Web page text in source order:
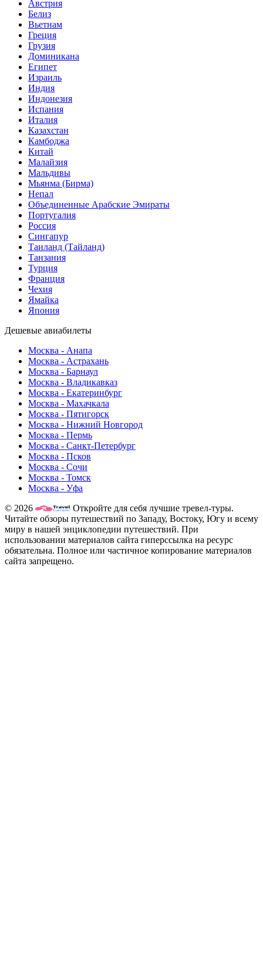
Австрия
Белиз
Вьетнам
Греция
Грузия
Доминикана
Египет
Израиль
Индия
Индонезия
Испания
Италия
Казахстан
Камбоджа
Китай
Малайзия
Мальдивы
Мьянма (Бирма)
Непал
Объединенные Арабские Эмираты
Португалия
Россия
Сингапур
Таиланд (Тайланд)
Танзания
Турция
Франция
Чехия
Ямайка
Япония
Дешевые авиабилеты
Москва - Анапа
Москва - Астрахань
Москва - Барнаул
Москва - Владикавказ
Москва - Екатеринбург
Москва - Махачкала
Москва - Пятигорск
Москва - Нижний Новгород
Москва - Пермь
Москва - Санкт-Петербург
Москва - Псков
Москва - Сочи
Москва - Томск
Москва - Уфа
© 2026
Откройте для себя лучшие тревел-туры.
Читайте обзоры путешествий по Западу, Востоку, Югу и всему
миру в нашей энциклопедии путешествий. При
использовании материалов сайта гиперссылка на ресурс
обязательна. Полное или частичное копирование материалов
сайта запрещено.